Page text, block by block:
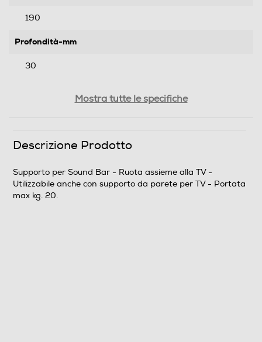
190
Profondità-mm
30
Informazioni sulla sicurezza del prodotto
Clicca qui
Mostra tutte le specifiche
Descrizione Prodotto
Supporto per Sound Bar - Ruota assieme alla TV -
Utilizzabile anche con supporto da parete per TV - Portata
max kg. 20.